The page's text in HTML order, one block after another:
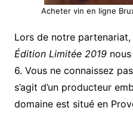
Acheter vin en ligne
Lors de notre
Édition Limitée 2019nous
6. Vous ne connaissez
s’agit d’un producteur
domaine est situé en